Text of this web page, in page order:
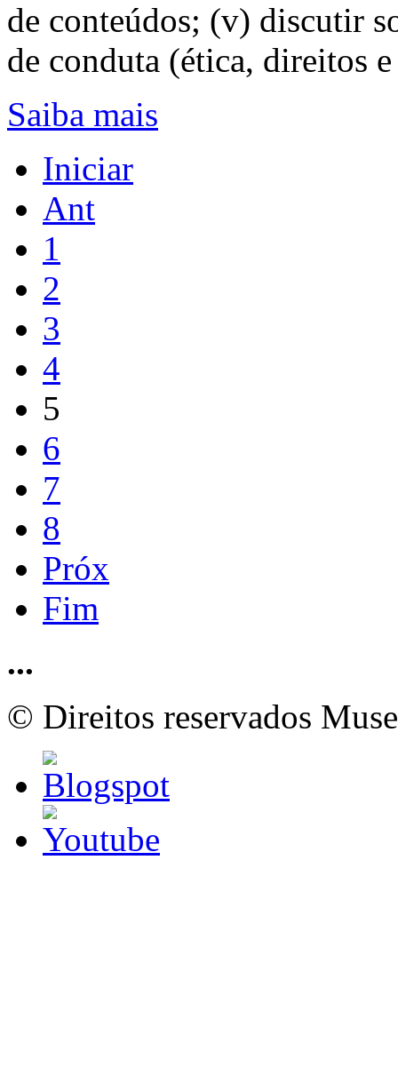
de conteúdos; (v) discutir
de conduta (ética, direitos
Saiba mais
Iniciar
Ant
1
2
3
4
5
6
7
8
Próx
Fim
...
© Direitos reservados